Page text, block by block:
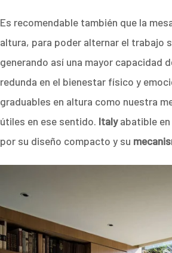
Es recomendable también que la
altura, para poder alternar el trabajo
generando así una mayor capacidad
redunda en el bienestar físico y
graduables en altura como nuestra
útiles en ese sentido. Italyabatible
por su diseño compacto y su